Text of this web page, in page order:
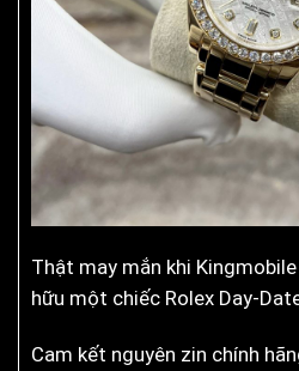
Thật may mắn khi
hữu một chiếc Rolex Day-
Cam kết nguyên zin chính